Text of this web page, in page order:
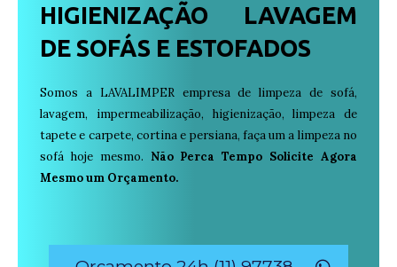
HIGIENIZAÇÃO LAVAGEM
DE SOFÁS E ESTOFADOS
Somos a LAVALIMPER empresa de limpeza de sofá,
lavagem, impermeabilização, higienização, limpeza de
tapete e carpete, cortina e persiana, faça um a limpeza no
sofá hoje mesmo. Não Perca Tempo Solicite Agora
Mesmo um Orçamento.